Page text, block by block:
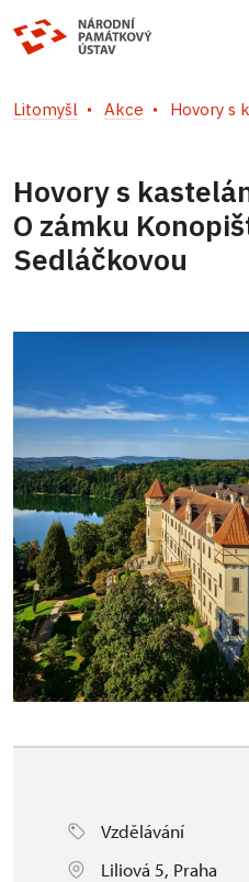
Litomyšl Akce Hovory s
Hovory s
O zámku
Sedláčkovou
Vzdělávání
Liliová 5, Praha